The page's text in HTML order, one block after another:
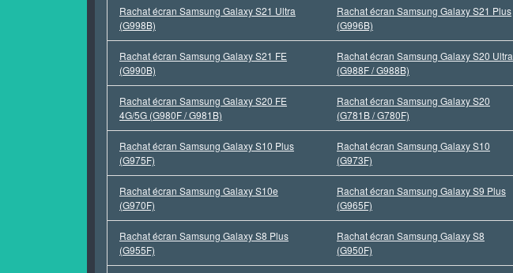
Rachat écran Samsung Galaxy S21 Ultra
(G998B)
Rachat écran Samsung Galaxy S21 Plus
(G996B)
Rachat écran Samsung Galaxy S21 FE
(G990B)
Rachat écran Samsung Galaxy S20 Ultra
(G988F / G988B)
Rachat écran Samsung Galaxy S20 FE
4G/5G (G980F / G981B)
Rachat écran Samsung Galaxy S20
(G781B / G780F)
Rachat écran Samsung Galaxy S10 Plus
(G975F)
Rachat écran Samsung Galaxy S10
(G973F)
Rachat écran Samsung Galaxy S10e
(G970F)
Rachat écran Samsung Galaxy S9 Plus
(G965F)
Rachat écran Samsung Galaxy S8 Plus
(G955F)
Rachat écran Samsung Galaxy S8
(G950F)